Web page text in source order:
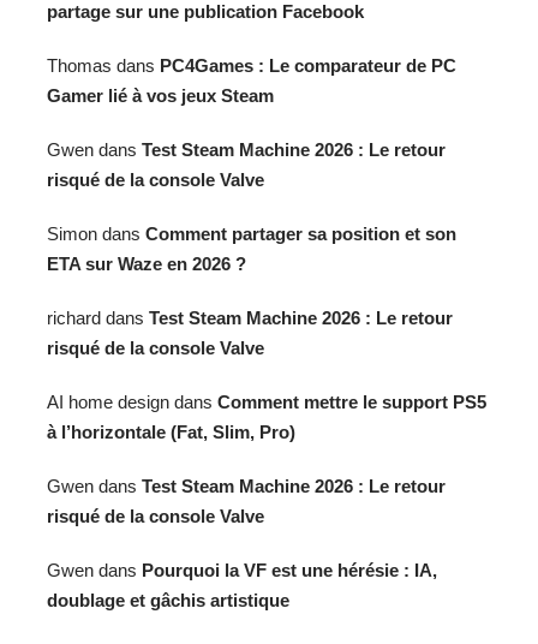
partage sur une publication Facebook
Thomas dans PC4Games : Le comparateur de PC
Gamer lié à vos jeux Steam
Gwen dans Test Steam Machine 2026 : Le retour
risqué de la console Valve
Simon dans Comment partager sa position et son
ETA sur Waze en 2026 ?
richard dans Test Steam Machine 2026 : Le retour
risqué de la console Valve
AI home design dans Comment mettre le support PS5
à l’horizontale (Fat, Slim, Pro)
Gwen dans Test Steam Machine 2026 : Le retour
risqué de la console Valve
Gwen dans Pourquoi la VF est une hérésie : IA,
doublage et gâchis artistique